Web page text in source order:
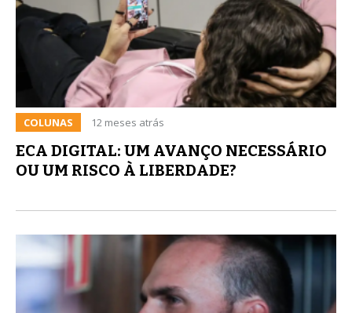
COLUNAS 12 meses atrás
ECA DIGITAL: UM AVANÇO NECESSÁRIO
OU UM RISCO À LIBERDADE?